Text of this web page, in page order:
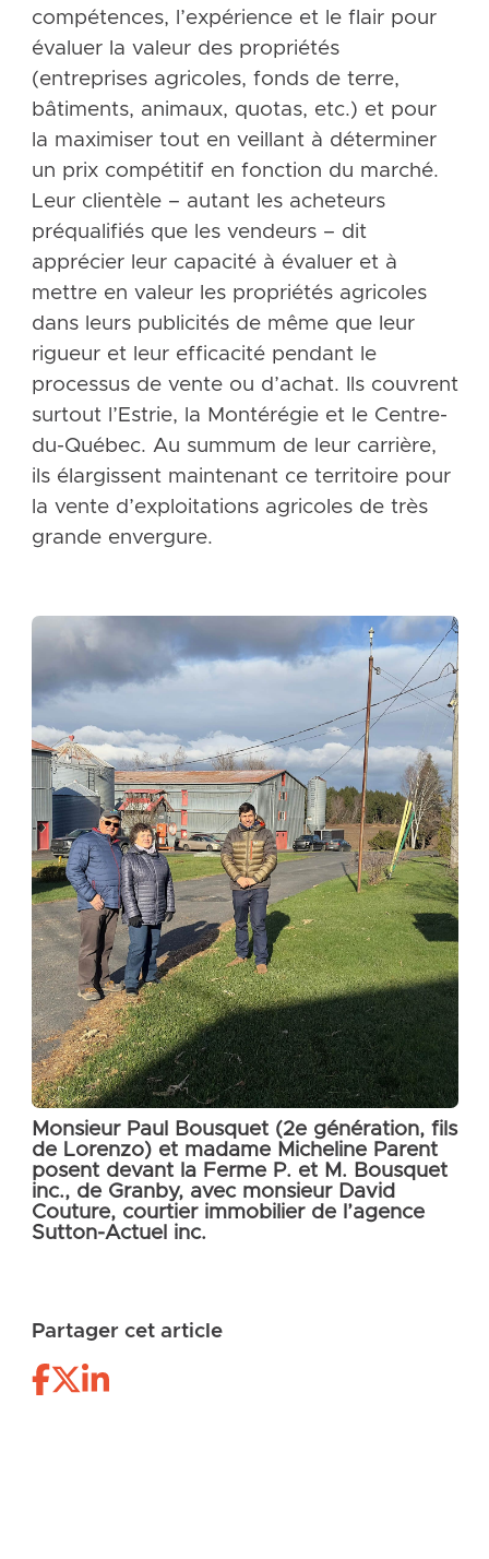
compétences, l’expérience et le flair pour
évaluer la valeur des propriétés
(entreprises agricoles, fonds de terre,
bâtiments, animaux, quotas, etc.) et pour
la maximiser tout en veillant à déterminer
un prix compétitif en fonction du marché.
Leur clientèle – autant les acheteurs
préqualifiés que les vendeurs – dit
apprécier leur capacité à évaluer et à
mettre en valeur les propriétés agricoles
dans leurs publicités de même que leur
rigueur et leur efficacité pendant le
processus de vente ou d’achat. Ils couvrent
surtout l’Estrie, la Montérégie et le Centre-
du-Québec. Au summum de leur carrière,
ils élargissent maintenant ce territoire pour
la vente d’exploitations agricoles de très
grande envergure.
Monsieur Paul Bousquet (2e génération, fils
de Lorenzo) et madame Micheline Parent
posent devant la Ferme P. et M. Bousquet
inc., de Granby, avec monsieur David
Couture, courtier immobilier de l’agence
Sutton-Actuel inc.
Partager cet article